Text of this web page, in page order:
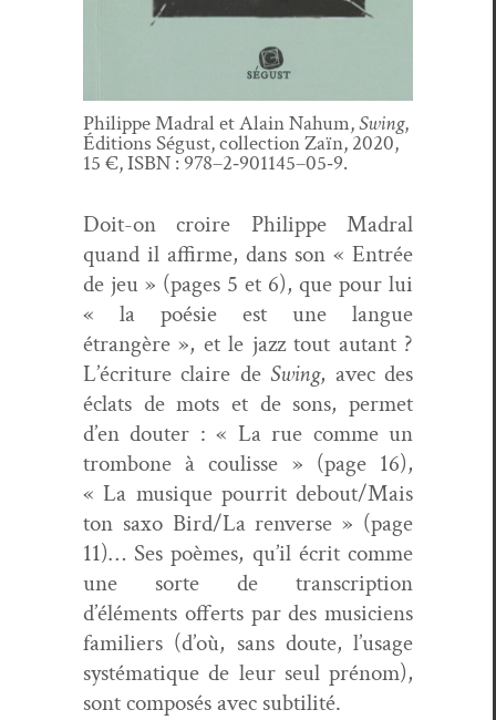
Philippe Madral et Alain Nahum,Swing,
Édi­tions Ségust, col­lec­tion Zaïn, 2020,
15 €, ISBN : 978–2‑901145–05‑9.
Doit-on croire Philippe Madral
quand il affirme, dans son « Entrée
de jeu » (pages 5 et 6), que pour lui
« la poésie est une langue
étrangère », et le jazz tout autant ?
L’écriture claire de Swing, avec des
éclats de mots et de sons, per­met
d’en douter : « La rue comme un
trom­bone à coulisse » (page 16),
« La musique pour­rit debout/Mais
ton saxo Bird/La ren­verse » (page
11)… Ses poèmes, qu’il écrit comme
une sorte de tran­scrip­tion
d’éléments offerts par des musi­ciens
fam­i­liers (d’où, sans doute, l’usage
sys­té­ma­tique de leur seul prénom),
sont com­posés avec subtilité.